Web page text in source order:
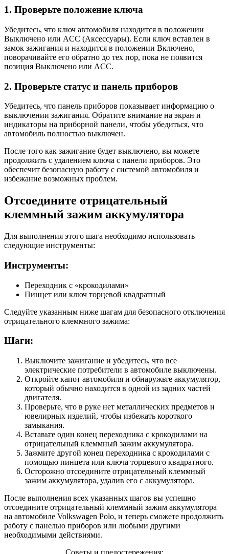
1. Проверьте положение ключа
Убедитесь, что ключ автомобиля находится в положении
Выключено или ACC (Аксессуары). Если ключ вставлен в
замок зажигания и находится в положении Включено,
поворачивайте его обратно до тех пор, пока не появится
позиция Выключено или ACC.
2. Проверьте статус и панель приборов
Убедитесь, что панель приборов показывает информацию о
выключении зажигания. Обратите внимание на экран и
индикаторы на приборной панели, чтобы убедиться, что
автомобиль полностью выключен.
После того как зажигание будет выключено, вы можете
продолжить с удалением ключа с панели приборов. Это
обеспечит безопасную работу с системой автомобиля и
избежание возможных проблем.
Отсоедините отрицательный
клеммный зажим аккумулятора
Для выполнения этого шага необходимо использовать
следующие инструменты:
Инструменты:
Переходник с «крокодилами»
Пинцет или ключ торцевой квадратный
Следуйте указанным ниже шагам для безопасного отключения
отрицательного клеммного зажима:
Шаги:
Выключите зажигание и убедитесь, что все
электрические потребители в автомобиле выключены.
Откройте капот автомобиля и обнаружьте аккумулятор,
который обычно находится в одной из задних частей
двигателя.
Проверьте, что в руке нет металлических предметов и
ювелирных изделий, чтобы избежать короткого
замыкания.
Вставьте один конец переходника с крокодилами на
отрицательный клеммный зажим аккумулятора.
Зажмите другой конец переходника с крокодилами с
помощью пинцета или ключа торцевого квадратного.
Осторожно отсоедините отрицательный клеммный
зажим аккумулятора, удалив его с аккумулятора.
После выполнения всех указанных шагов вы успешно
отсоедините отрицательный клеммный зажим аккумулятора
на автомобиле Volkswagen Polo, и теперь сможете продолжить
работу с панелью приборов или любыми другими
необходимыми действиями.
Советы и предостережения: